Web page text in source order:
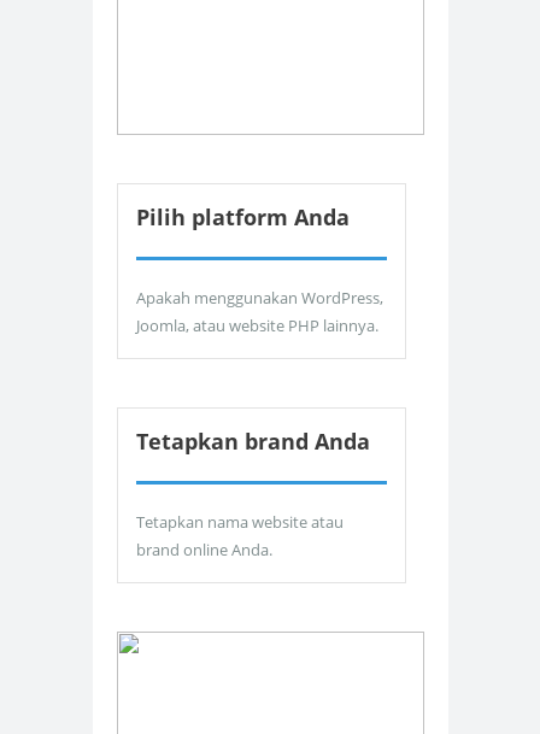
Pilih platform Anda
Apakah menggunakan WordPress,
Joomla, atau website PHP lainnya.
Tetapkan brand Anda
Tetapkan nama website atau
brand online Anda.